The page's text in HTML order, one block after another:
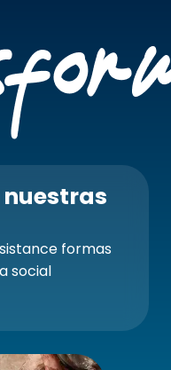
nuestras
formas
social